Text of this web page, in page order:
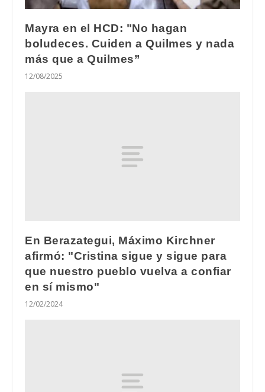
Mayra en el HCD: "No hagan
boludeces. Cuiden a Quilmes y nada
más que a Quilmes”
12/08/2025
En Berazategui, Máximo Kirchner
afirmó: "Cristina sigue y sigue para
que nuestro pueblo vuelva a confiar
en sí mismo"
12/02/2024